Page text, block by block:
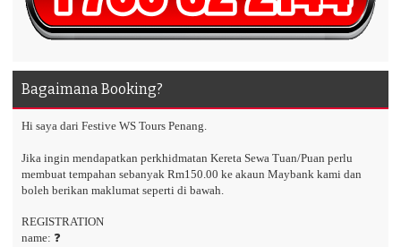
Bagaimana Booking?
Hi saya dari Festive WS Tours Penang.
Jika ingin mendapatkan perkhidmatan Kereta Sewa Tuan/Puan perlu
membuat tempahan sebanyak Rm150.00 ke akaun Maybank kami dan
boleh berikan maklumat seperti di bawah.
REGISTRATION
name: ❓